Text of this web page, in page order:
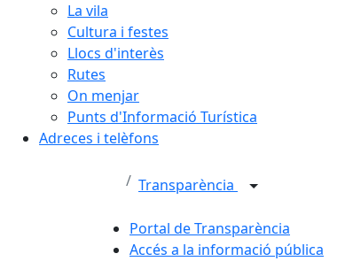
La vila
Cultura i festes
Llocs d'interès
Rutes
On menjar
Punts d'Informació Turística
Adreces i telèfons
Transparència
Portal de Transparència
Accés a la informació pública